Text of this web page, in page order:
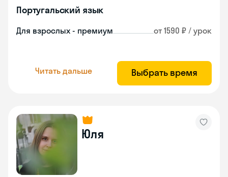
Португальский язык
Для взрослых - премиум от 1590 ₽ / урок
Читать дальше Выбрать время
Юля